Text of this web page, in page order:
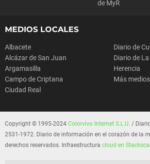
de MyR
MEDIOS LOCALES
Albacete
Alcázar de San Juan
Argamasilla
Campo de Criptana
Ciudad Real
Diario de
Diario de
Herencia
Más
Copyright © 1995-2024 Colorvivo Internet S.L.U. /
2531-1972. Diario de información en el corazón de la
derechos reservados. Infraestructura cloud en